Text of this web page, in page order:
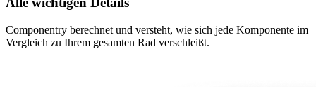
Componentry berechnet und versteht, wie sich jede Komponente im
Vergleich zu Ihrem gesamten Rad verschleißt.